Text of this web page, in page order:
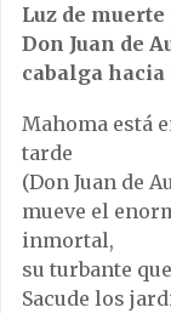
Luz de
Don Juan de
cabalga hacia
Mahoma está
tarde
(Don Juan de
mueve el
inmortal,
su turbante
Sacude los